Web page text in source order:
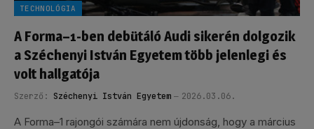
TECHNOLÓGIA
A Forma–1-ben debütáló Audi sikerén dolgozik
a Széchenyi István Egyetem több jelenlegi és
volt hallgatója
Szerző: Széchenyi István Egyetem 2026.03.06.
A Forma–1 rajongói számára nem újdonság, hogy a március